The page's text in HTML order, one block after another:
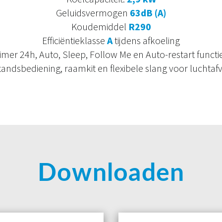
Geluidsvermogen 63dB (A)
Koudemiddel R290
Efficiëntieklasse Atijdens afkoeling
24h, Auto, Sleep, Follow Me en Auto-restart
raamkit en flexibele slang voor
Downloaden